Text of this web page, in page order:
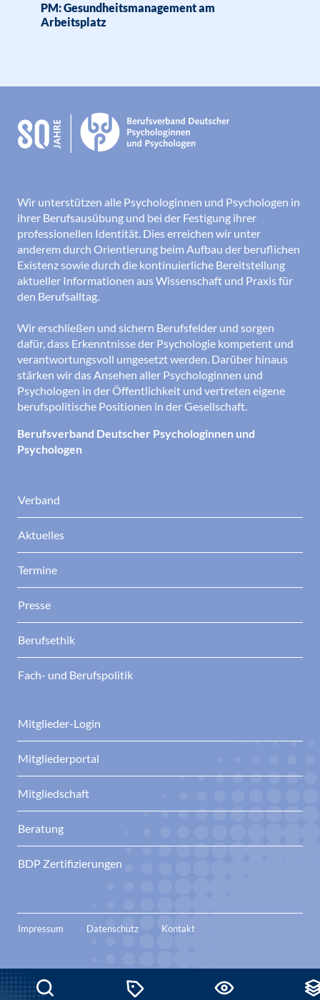
PM: Gesundheitsmanagement am
Arbeitsplatz
Wir unterstützen alle Psychologinnen und Psychologen in
ihrer Berufsausübung und bei der Festigung ihrer
professionellen Identität. Dies erreichen wir unter
anderem durch Orientierung beim Aufbau der beruflichen
Existenz sowie durch die kontinuierliche Bereitstellung
aktueller Informationen aus Wissenschaft und Praxis für
den Berufsalltag.
Wir erschließen und sichern Berufsfelder und sorgen
dafür, dass Erkenntnisse der Psychologie kompetent und
verantwortungsvoll umgesetzt werden. Darüber hinaus
stärken wir das Ansehen aller Psychologinnen und
Psychologen in der Öffentlichkeit und vertreten eigene
berufspolitische Positionen in der Gesellschaft.
Berufsverband Deutscher Psychologinnen und
Psychologen
Verband
Aktuelles
Termine
Presse
Berufsethik
Fach- und Berufspolitik
Mitglieder-Login
Mitgliederportal
Mitgliedschaft
Beratung
BDP Zertifizierungen
Impressum Datenschutz Kontakt